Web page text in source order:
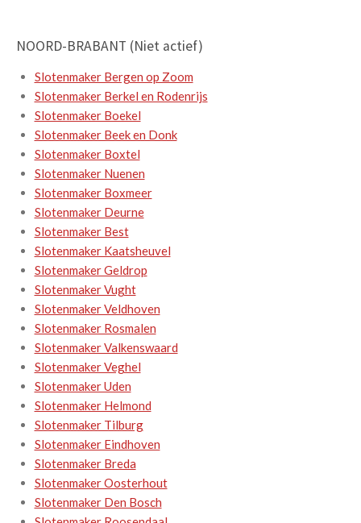
NOORD-BRABANT (Niet actief)
Slotenmaker Bergen op Zoom
Slotenmaker Berkel en Rodenrijs
Slotenmaker Boekel
Slotenmaker Beek en Donk
Slotenmaker Boxtel
Slotenmaker Nuenen
Slotenmaker Boxmeer
Slotenmaker Deurne
Slotenmaker Best
Slotenmaker Kaatsheuvel
Slotenmaker Geldrop
Slotenmaker Vught
Slotenmaker Veldhoven
Slotenmaker Rosmalen
Slotenmaker Valkenswaard
Slotenmaker Veghel
Slotenmaker Uden
Slotenmaker Helmond
Slotenmaker Tilburg
Slotenmaker Eindhoven
Slotenmaker Breda
Slotenmaker Oosterhout
Slotenmaker Den Bosch